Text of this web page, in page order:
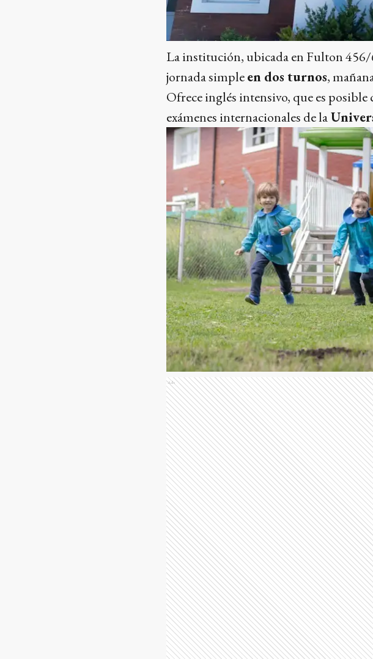
La institución, ubicada en Fulton
jornada simpleen dos turnos,
Ofrece inglés intensivo, que es
exámenes internacionales de la
Ads